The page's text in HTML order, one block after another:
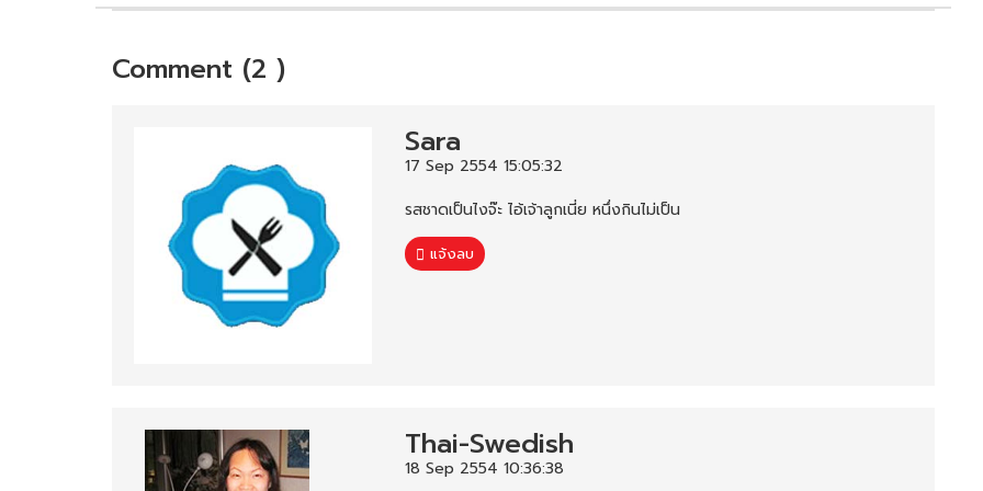
Comment (2 )
Sara
17 Sep 2554 15:05:32
รสชาดเป็นไงจ๊ะ ไอ้เจ้าลูกเนี่ย หนึ่งกินไม่เป็น
แจ้งลบ
Thai-Swedish
18 Sep 2554 10:36:38